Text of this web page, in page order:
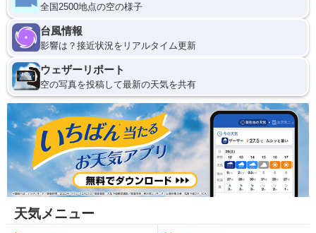
全国2500地点の空の様子
台風情報
影響は？接近状況をリアルタイム更新
ウェザーリポート
空の写真を投稿して最新の天気を共有
天気メニュー